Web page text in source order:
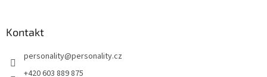
Kontakt
personality@personality.cz
+420 603 889 875